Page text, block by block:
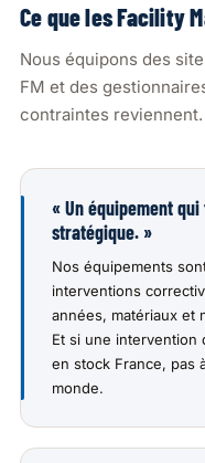
Ce que les Facility
Nous équipons des
FM et des
contraintes
« Un équipement
stratégique. »
Nos équipements
interventions
années, matériaux et
Et si une intervention
en stock France, pas
monde.